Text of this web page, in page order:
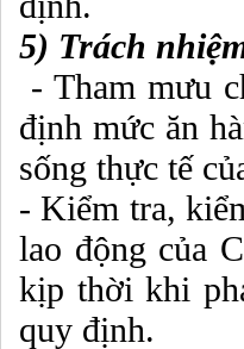
5) Trách
- Tham mưu
định mức ăn
sống thực tế
- Kiểm tra,
lao động của
kịp thời khi
quy định.